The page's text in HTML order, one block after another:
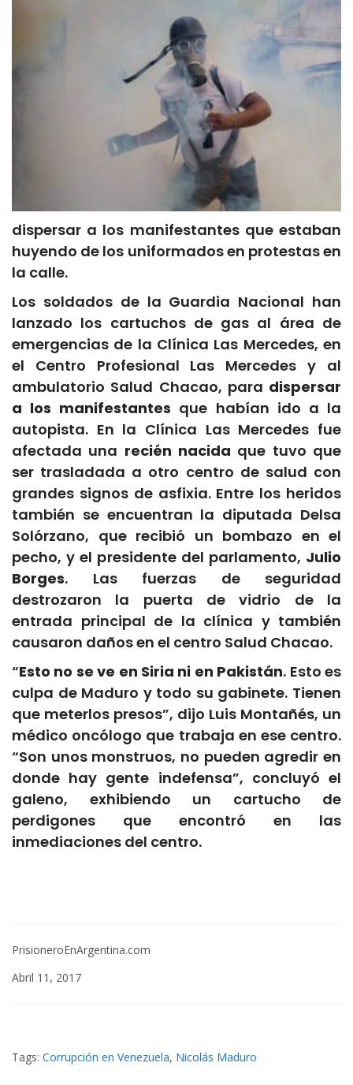
dispersar a los manifestantes que estaban
huyendo de los uniformados en protestas en
la calle.
Los soldados de la Guardia Nacional han
lanzado los cartuchos de gas al área de
emergencias de la Clínica Las Mercedes, en
el Centro Profesional Las Mercedes y al
ambulatorio Salud Chacao, para dispersar
a los manifestantes que habían ido a la
autopista. En la Clínica Las Mercedes fue
afectada una recién nacida que tuvo que
ser trasladada a otro centro de salud con
grandes signos de asfixia. Entre los heridos
también se encuentran la diputada Delsa
Solórzano, que recibió un bombazo en el
pecho, y el presidente del parlamento, Julio
Borges. Las fuerzas de seguridad
destrozaron la puerta de vidrio de la
entrada principal de la clínica y también
causaron daños en el centro Salud Chacao.
“Esto no se ve en Siria ni en Pakistán. Esto es
culpa de Maduro y todo su gabinete. Tienen
que meterlos presos”, dijo Luis Montañés, un
médico oncólogo que trabaja en ese centro.
“Son unos monstruos, no pueden agredir en
donde hay gente indefensa”, concluyó el
galeno, exhibiendo un cartucho de
perdigones que encontró en las
inmediaciones del centro.
PrisioneroEnArgentina.com
Abril 11, 2017
Tags: Corrupción en Venezuela, Nicolás Maduro